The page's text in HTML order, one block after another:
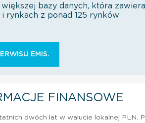
bazy danych, która
rynkach z ponad 125 rynków
EMIS.
FINANSOWE
dwóch lat w walucie lokalnej PLN.